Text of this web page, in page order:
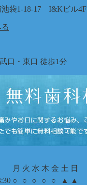
池袋1-18-17 I&Kビル4F
口・東口 徒歩1分
月 火 水 木 金 土 日
○ ○ ○ ○ ○ ▲
▲